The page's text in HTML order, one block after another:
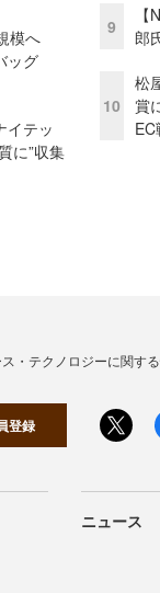
模へ
ッグ
イテッ
に”収集
9
郎
10
松
賞
・テクノロジーに関す
登録
ニュース